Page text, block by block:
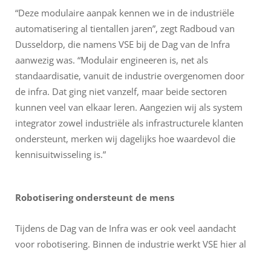
“Deze modulaire aanpak kennen we in de industriële
automatisering al tientallen jaren”, zegt Radboud van
Dusseldorp, die namens VSE bij de Dag van de Infra
aanwezig was. “Modulair engineeren is, net als
standaardisatie, vanuit de industrie overgenomen door
de infra. Dat ging niet vanzelf, maar beide sectoren
kunnen veel van elkaar leren. Aangezien wij als system
integrator zowel industriële als infrastructurele klanten
ondersteunt, merken wij dagelijks hoe waardevol die
kennisuitwisseling is.”
Robotisering ondersteunt de mens
Tijdens de Dag van de Infra was er ook veel aandacht
voor robotisering. Binnen de industrie werkt VSE hier al